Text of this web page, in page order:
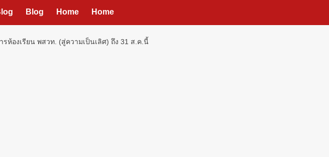
Blog Home Home
ห้องเรียน พสวท. (สู่ความเป็นเลิศ) ถึง 31 ส.ค.นี้